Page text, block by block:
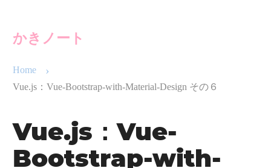
かきノート
Home
Vue.js：Vue-Bootstrap-with-Material-Design その６
Vue.js：Vue-
Bootstrap-with-